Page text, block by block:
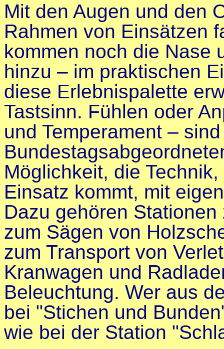
Mit den Augen und den
Rahmen von Einsätzen
kommen noch die Nase
hinzu – im praktischen
diese Erlebnispalette
Tastsinn. Fühlen oder
und Temperament –
Möglichkeit, die
Einsatz kommt, mit
Dazu gehören
zum Sägen von
zum Transport von
Kranwagen und
Beleuchtung. Wer aus
bei "Stichen und
wie bei der Station